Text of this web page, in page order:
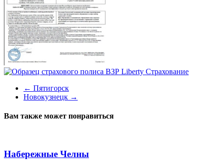
← Пятигорск
Новокузнецк →
Вам также может понравиться
Набережные Челны